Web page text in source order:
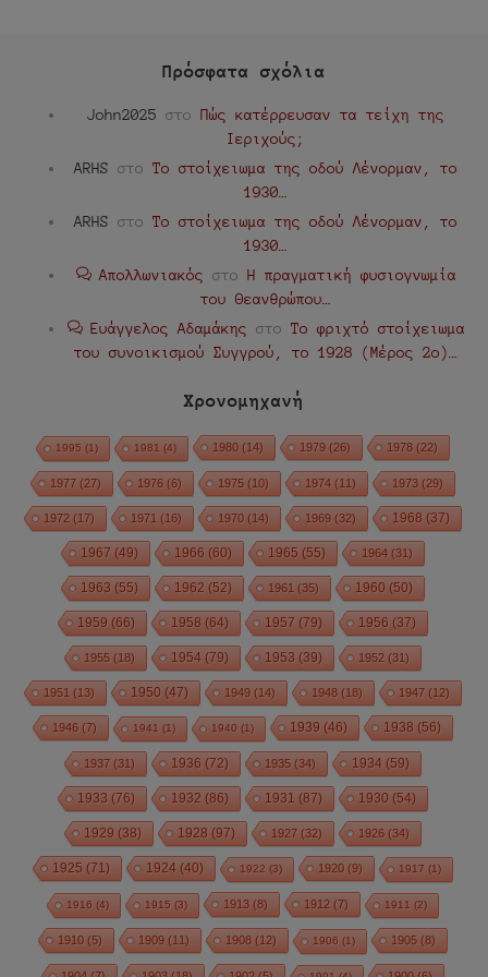
Πρόσφατα σχόλια
John2025 στο Πώς κατέρρευσαν τα τείχη της
Ιεριχούς;
ARHS στο Το στοίχειωμα της οδού Λένορμαν, το
1930…
ARHS στο Το στοίχειωμα της οδού Λένορμαν, το
1930…
Απολλωνιακός στο Η πραγματική φυσιογνωμία
του Θεανθρώπου…
Ευάγγελος Αδαμάκης στο Το φριχτό στοίχειωμα
του συνοικισμού Συγγρού, το 1928 (Μέρος 2ο)…
Χρονομηχανή
1995 (1) 1981 (4) 1980 (14) 1979 (26) 1978 (22)
1977 (27) 1976 (6) 1975 (10) 1974 (11) 1973 (29)
1972 (17) 1971 (16) 1970 (14) 1969 (32) 1968 (37)
1967 (49) 1966 (60) 1965 (55) 1964 (31)
1963 (55) 1962 (52) 1961 (35) 1960 (50)
1959 (66) 1958 (64) 1957 (79) 1956 (37)
1955 (18) 1954 (79) 1953 (39) 1952 (31)
1951 (13) 1950 (47) 1949 (14) 1948 (18) 1947 (12)
1946 (7) 1941 (1) 1940 (1) 1939 (46) 1938 (56)
1937 (31) 1936 (72) 1935 (34) 1934 (59)
1933 (76) 1932 (86) 1931 (87) 1930 (54)
1929 (38) 1928 (97) 1927 (32) 1926 (34)
1925 (71) 1924 (40) 1922 (3) 1920 (9) 1917 (1)
1916 (4) 1915 (3) 1913 (8) 1912 (7) 1911 (2)
1910 (5) 1909 (11) 1908 (12) 1906 (1) 1905 (8)